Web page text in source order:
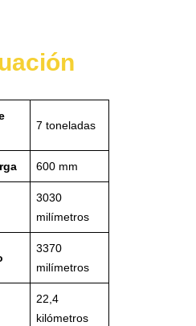
7 toneladas
600 mm
3030
milímetros
3370
milímetros
22,4
kilómetros